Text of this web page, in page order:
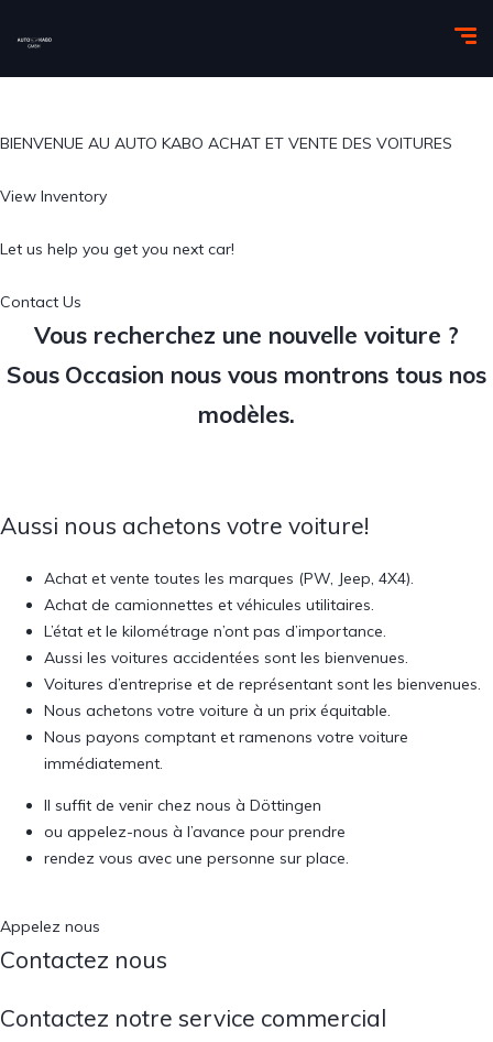
BIENVENUE AU AUTO KABO ACHAT ET VENTE DES VOITURES
View Inventory
Let us help you get you next car!
Contact Us
Vous recherchez une nouvelle voiture ?
Sous Occasion nous vous montrons tous nos
modèles.
Aussi nous achetons votre voiture!
Achat et vente toutes les marques (PW, Jeep, 4X4).
Achat de camionnettes et véhicules utilitaires.
L’état et le kilométrage n’ont pas d’importance.
Aussi les voitures accidentées sont les bienvenues.
Voitures d’entreprise et de représentant sont les bienvenues.
Nous achetons votre voiture à un prix équitable.
Nous payons comptant et ramenons votre voiture
immédiatement.
Il suffit de venir chez nous à Döttingen
ou appelez-nous à l’avance pour prendre
rendez vous avec une personne sur place.
Appelez nous
Contactez nous
Contactez notre service commercial